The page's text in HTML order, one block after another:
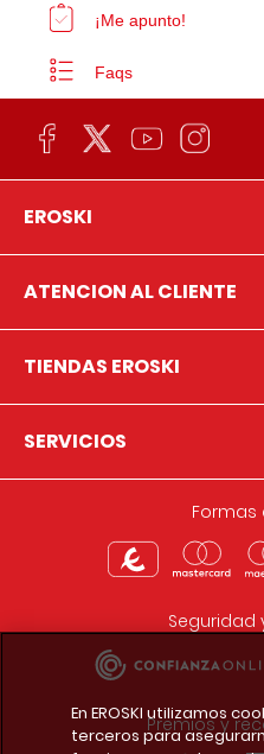
¡Me apunto!
Faqs
EROSKI
ATENCION AL CLIENTE
TIENDAS EROSKI
SERVICIOS
Formas
Seguridad
Premios y
En EROSKI utilizamos
terceros para